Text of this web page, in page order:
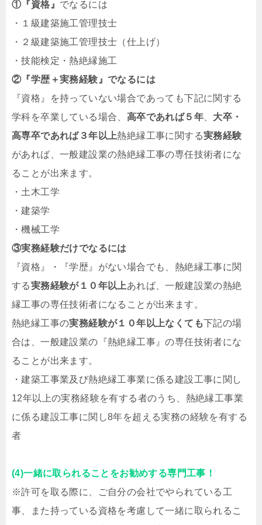
①『資格』 でなるには
・１級建築施工管理技士
・２級建築施工管理技士（仕上げ）
・技能検定・熱絶縁施工
②『学歴＋実務経験』でなるには
『資格』を持っていない場合であっても下記に関する
学科を卒業している場合、 高卒であれば５年、 大卒・
高専卒であれば３年以上熱絶縁工事に関する実務経験
があれば、一般建設業の熱絶縁工事の専任技術者にな
ることが出来ます。
・土木工学
・建築学
・機械工学
③実務経験だけでなるには
『資格』・『学歴』がない場合でも、熱絶縁工事に関
する実務経験が１０年以上あれば、一般建設業の熱絶
縁工事の専任技術者になることが出来ます。
熱絶縁工事の実務経験が１０年以上なくても 下記の場
合は、一般建設業の『熱絶縁工事』の専任技術者にな
ることが出来ます。
・建築工事業及び熱絶縁工事業に係る建設工事に関し
12年以上の実務経験を有する者のうち、熱絶縁工事業
に係る建設工事に関し8年を超える実務の経験を有する
者
(4)一緒に取られることをお勧めする専門工事！
※許可を取る際に、ご自分の会社でやられている工
事、また持っている資格を考慮して一緒に取られるこ